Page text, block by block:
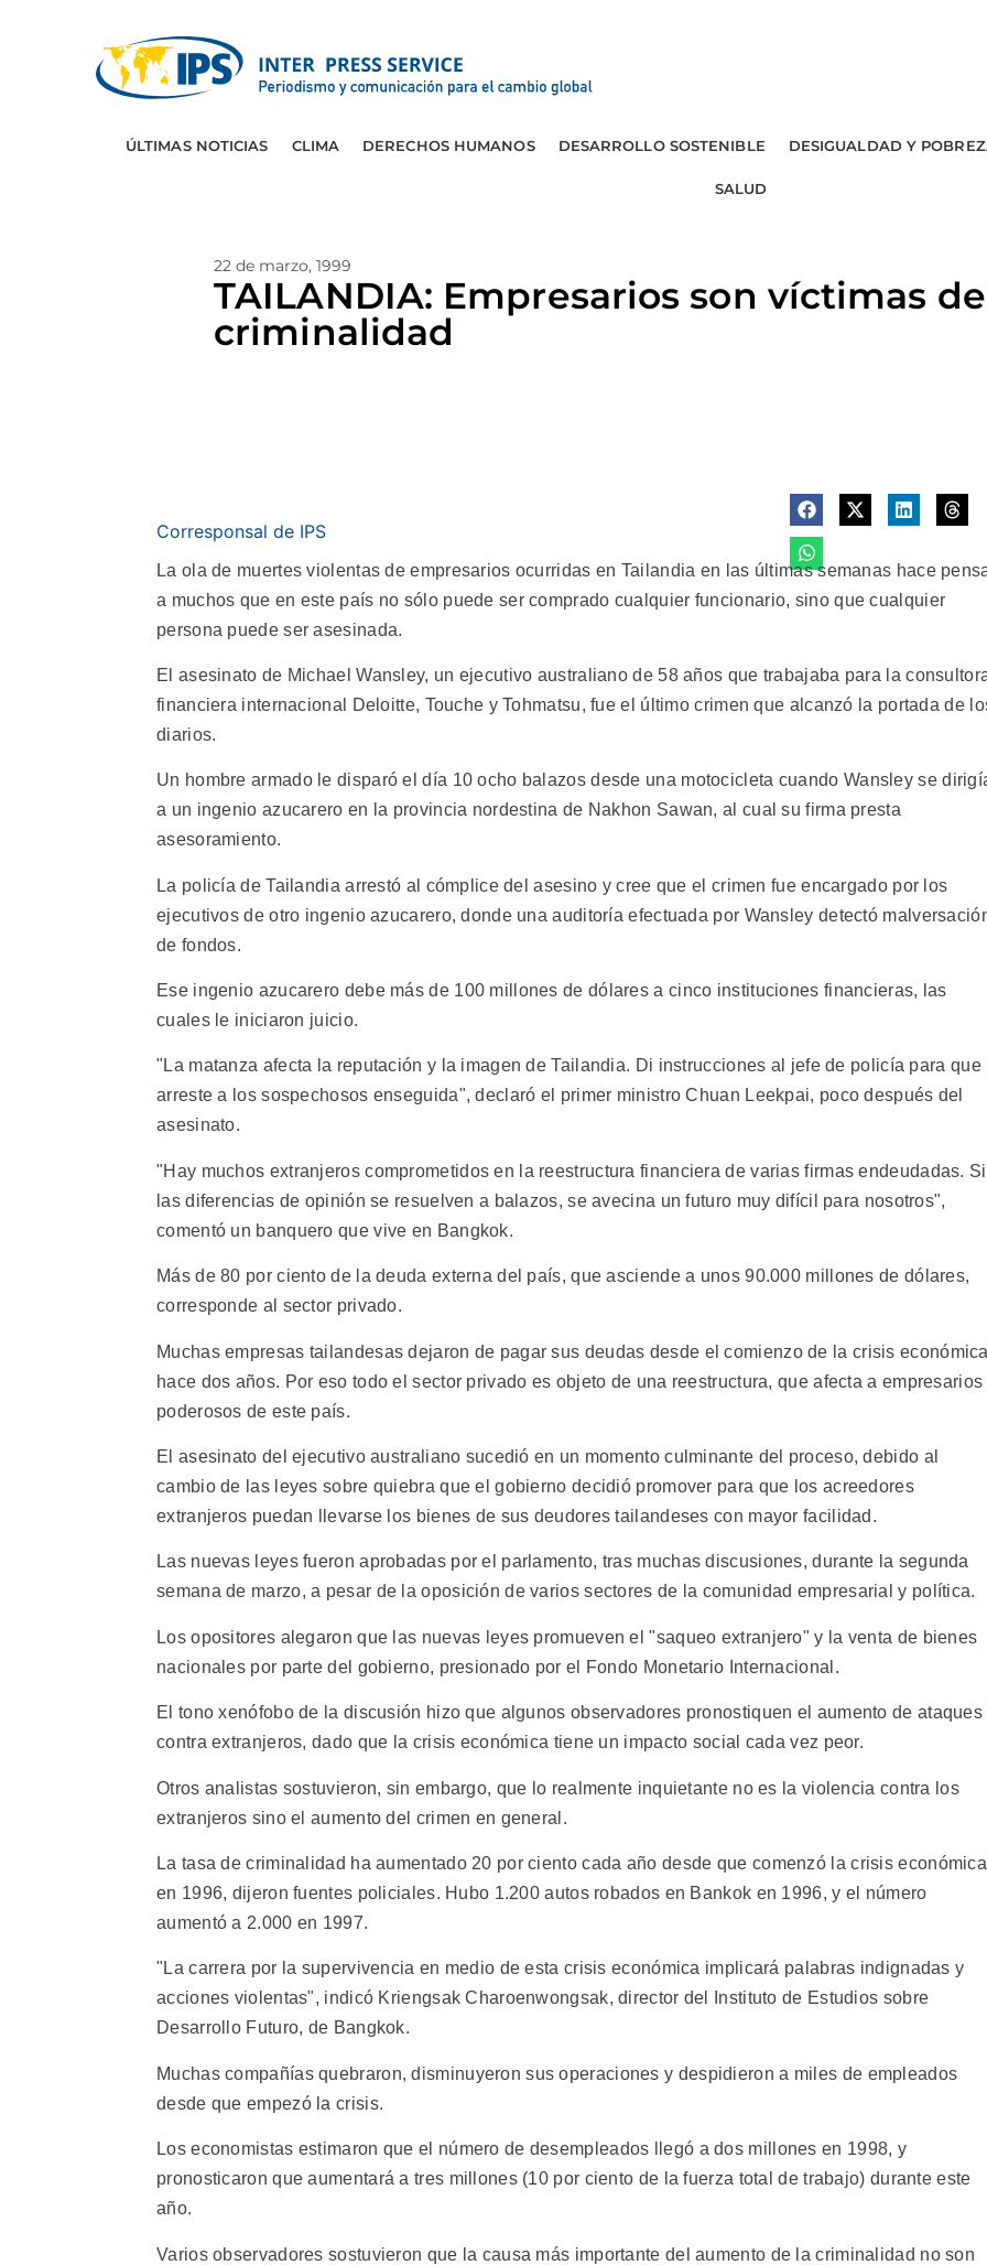
ÚLTIMAS NOTICIAS CLIMA DERECHOS HUMANOS DESARROLLO SOSTENIBLE DESIGUALDAD Y
SALUD
22 de marzo, 1999
TAILANDIA: Empresarios son víctimas
criminalidad
Corresponsal de IPS
La ola de muertes violentas de empresarios ocurridas en Tailandia en las últimas semanas hace
a muchos que en este país no sólo puede ser comprado cualquier funcionario, sino que cualquier
persona puede ser asesinada.
El asesinato de Michael Wansley, un ejecutivo australiano de 58 años que trabajaba para la
financiera internacional Deloitte, Touche y Tohmatsu, fue el último crimen que alcanzó la portada de
diarios.
Un hombre armado le disparó el día 10 ocho balazos desde una motocicleta cuando Wansley se
a un ingenio azucarero en la provincia nordestina de Nakhon Sawan, al cual su firma presta
asesoramiento.
La policía de Tailandia arrestó al cómplice del asesino y cree que el crimen fue encargado por los
ejecutivos de otro ingenio azucarero, donde una auditoría efectuada por Wansley detectó
de fondos.
Ese ingenio azucarero debe más de 100 millones de dólares a cinco instituciones financieras, las
cuales le iniciaron juicio.
"La matanza afecta la reputación y la imagen de Tailandia. Di instrucciones al jefe de policía para que
arreste a los sospechosos enseguida", declaró el primer ministro Chuan Leekpai, poco después del
asesinato.
"Hay muchos extranjeros comprometidos en la reestructura financiera de varias firmas endeudadas. Si
las diferencias de opinión se resuelven a balazos, se avecina un futuro muy difícil para nosotros",
comentó un banquero que vive en Bangkok.
Más de 80 por ciento de la deuda externa del país, que asciende a unos 90.000 millones de dólares,
corresponde al sector privado.
Muchas empresas tailandesas dejaron de pagar sus deudas desde el comienzo de la crisis económica
hace dos años. Por eso todo el sector privado es objeto de una reestructura, que afecta a empresarios
poderosos de este país.
El asesinato del ejecutivo australiano sucedió en un momento culminante del proceso, debido al
cambio de las leyes sobre quiebra que el gobierno decidió promover para que los acreedores
extranjeros puedan llevarse los bienes de sus deudores tailandeses con mayor facilidad.
Las nuevas leyes fueron aprobadas por el parlamento, tras muchas discusiones, durante la segunda
semana de marzo, a pesar de la oposición de varios sectores de la comunidad empresarial y política.
Los opositores alegaron que las nuevas leyes promueven el "saqueo extranjero" y la venta de bienes
nacionales por parte del gobierno, presionado por el Fondo Monetario Internacional.
El tono xenófobo de la discusión hizo que algunos observadores pronostiquen el aumento de ataques
contra extranjeros, dado que la crisis económica tiene un impacto social cada vez peor.
Otros analistas sostuvieron, sin embargo, que lo realmente inquietante no es la violencia contra los
extranjeros sino el aumento del crimen en general.
La tasa de criminalidad ha aumentado 20 por ciento cada año desde que comenzó la crisis económica
en 1996, dijeron fuentes policiales. Hubo 1.200 autos robados en Bankok en 1996, y el número
aumentó a 2.000 en 1997.
"La carrera por la supervivencia en medio de esta crisis económica implicará palabras indignadas y
acciones violentas", indicó Kriengsak Charoenwongsak, director del Instituto de Estudios sobre
Desarrollo Futuro, de Bangkok.
Muchas compañías quebraron, disminuyeron sus operaciones y despidieron a miles de empleados
desde que empezó la crisis.
Los economistas estimaron que el número de desempleados llegó a dos millones en 1998, y
pronosticaron que aumentará a tres millones (10 por ciento de la fuerza total de trabajo) durante este
año.
Varios observadores sostuvieron que la causa más importante del aumento de la criminalidad no son